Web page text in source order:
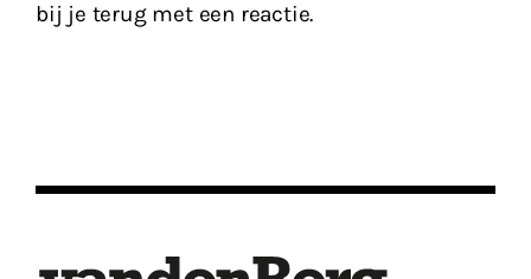
bij je terug met een reactie.